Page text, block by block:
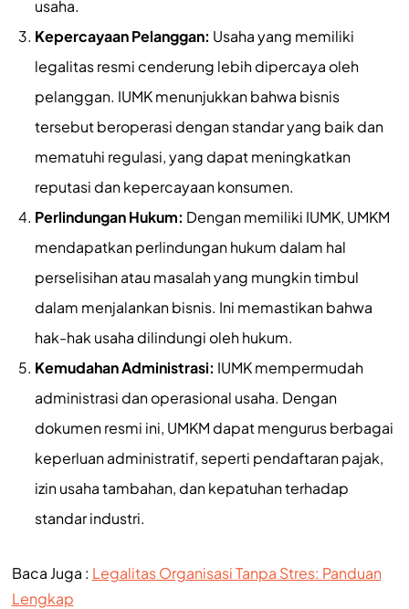
usaha.
Kepercayaan Pelanggan: Usaha yang memiliki
legalitas resmi cenderung lebih dipercaya oleh
pelanggan. IUMK menunjukkan bahwa bisnis
tersebut beroperasi dengan standar yang baik dan
mematuhi regulasi, yang dapat meningkatkan
reputasi dan kepercayaan konsumen.
Perlindungan Hukum: Dengan memiliki IUMK, UMKM
mendapatkan perlindungan hukum dalam hal
perselisihan atau masalah yang mungkin timbul
dalam menjalankan bisnis. Ini memastikan bahwa
hak-hak usaha dilindungi oleh hukum.
Kemudahan Administrasi: IUMK mempermudah
administrasi dan operasional usaha. Dengan
dokumen resmi ini, UMKM dapat mengurus berbagai
keperluan administratif, seperti pendaftaran pajak,
izin usaha tambahan, dan kepatuhan terhadap
standar industri.
Baca Juga : Legalitas Organisasi Tanpa Stres: Panduan
Lengkap